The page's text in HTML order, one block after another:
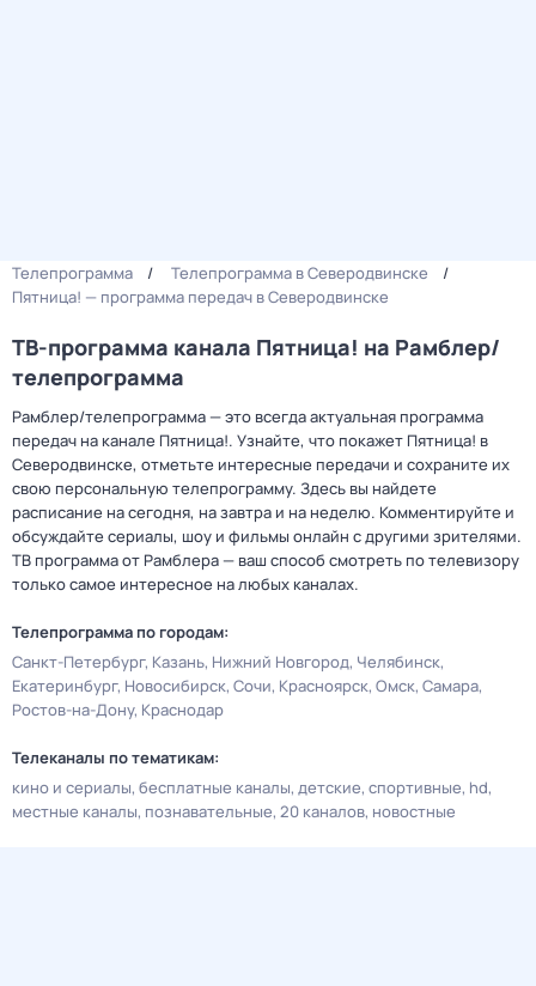
Телепрограмма
Телепрограмма в Северодвинске
Пятница! — программа передач в Северодвинске
ТВ-программа канала Пятница! на Рамблер/
телепрограмма
Рамблер/телепрограмма — это всегда актуальная программа
передач на канале Пятница!. Узнайте, что покажет Пятница! в
Северодвинске, отметьте интересные передачи и сохраните их
свою персональную телепрограмму. Здесь вы найдете
расписание на сегодня, на завтра и на неделю. Комментируйте и
обсуждайте сериалы, шоу и фильмы онлайн с другими зрителями.
ТВ программа от Рамблера — ваш способ смотреть по телевизору
только самое интересное на любых каналах.
Телепрограмма по городам:
Санкт-Петербург Казань Нижний Новгород Челябинск
Екатеринбург Новосибирск Сочи Красноярск Омск Самара
Ростов-на-Дону Краснодар
Телеканалы по тематикам:
кино и сериалы бесплатные каналы детские спортивные hd
местные каналы познавательные 20 каналов новостные